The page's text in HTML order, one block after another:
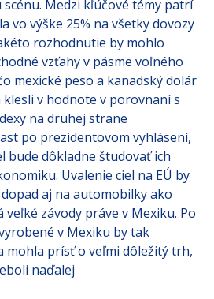
Medzi kľúčové témy patrí
vo výške 25% na všetky dovozy
rozhodnutie by mohlo
vzťahy v pásme voľného
mexické peso a kanadský dolár
v hodnote v porovnaní s
na druhej strane
po prezidentovom vyhlásení,
bude dôkladne študovať ich
Uvalenie ciel na EÚ by
aj na automobilky ako
závody práve v Mexiku. Po
v Mexiku by tak
mohla prísť o veľmi dôležitý trh,
naďalej